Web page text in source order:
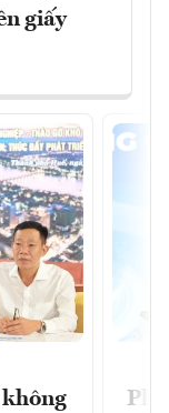
giấy